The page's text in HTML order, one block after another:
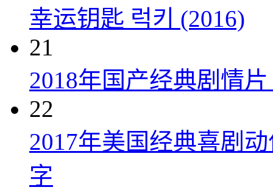
幸运钥匙 럭키 (2016)
21
2018年国产经典剧情
22
2017年美国经典喜剧
字